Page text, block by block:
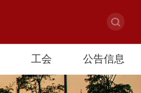
工会 公告信息